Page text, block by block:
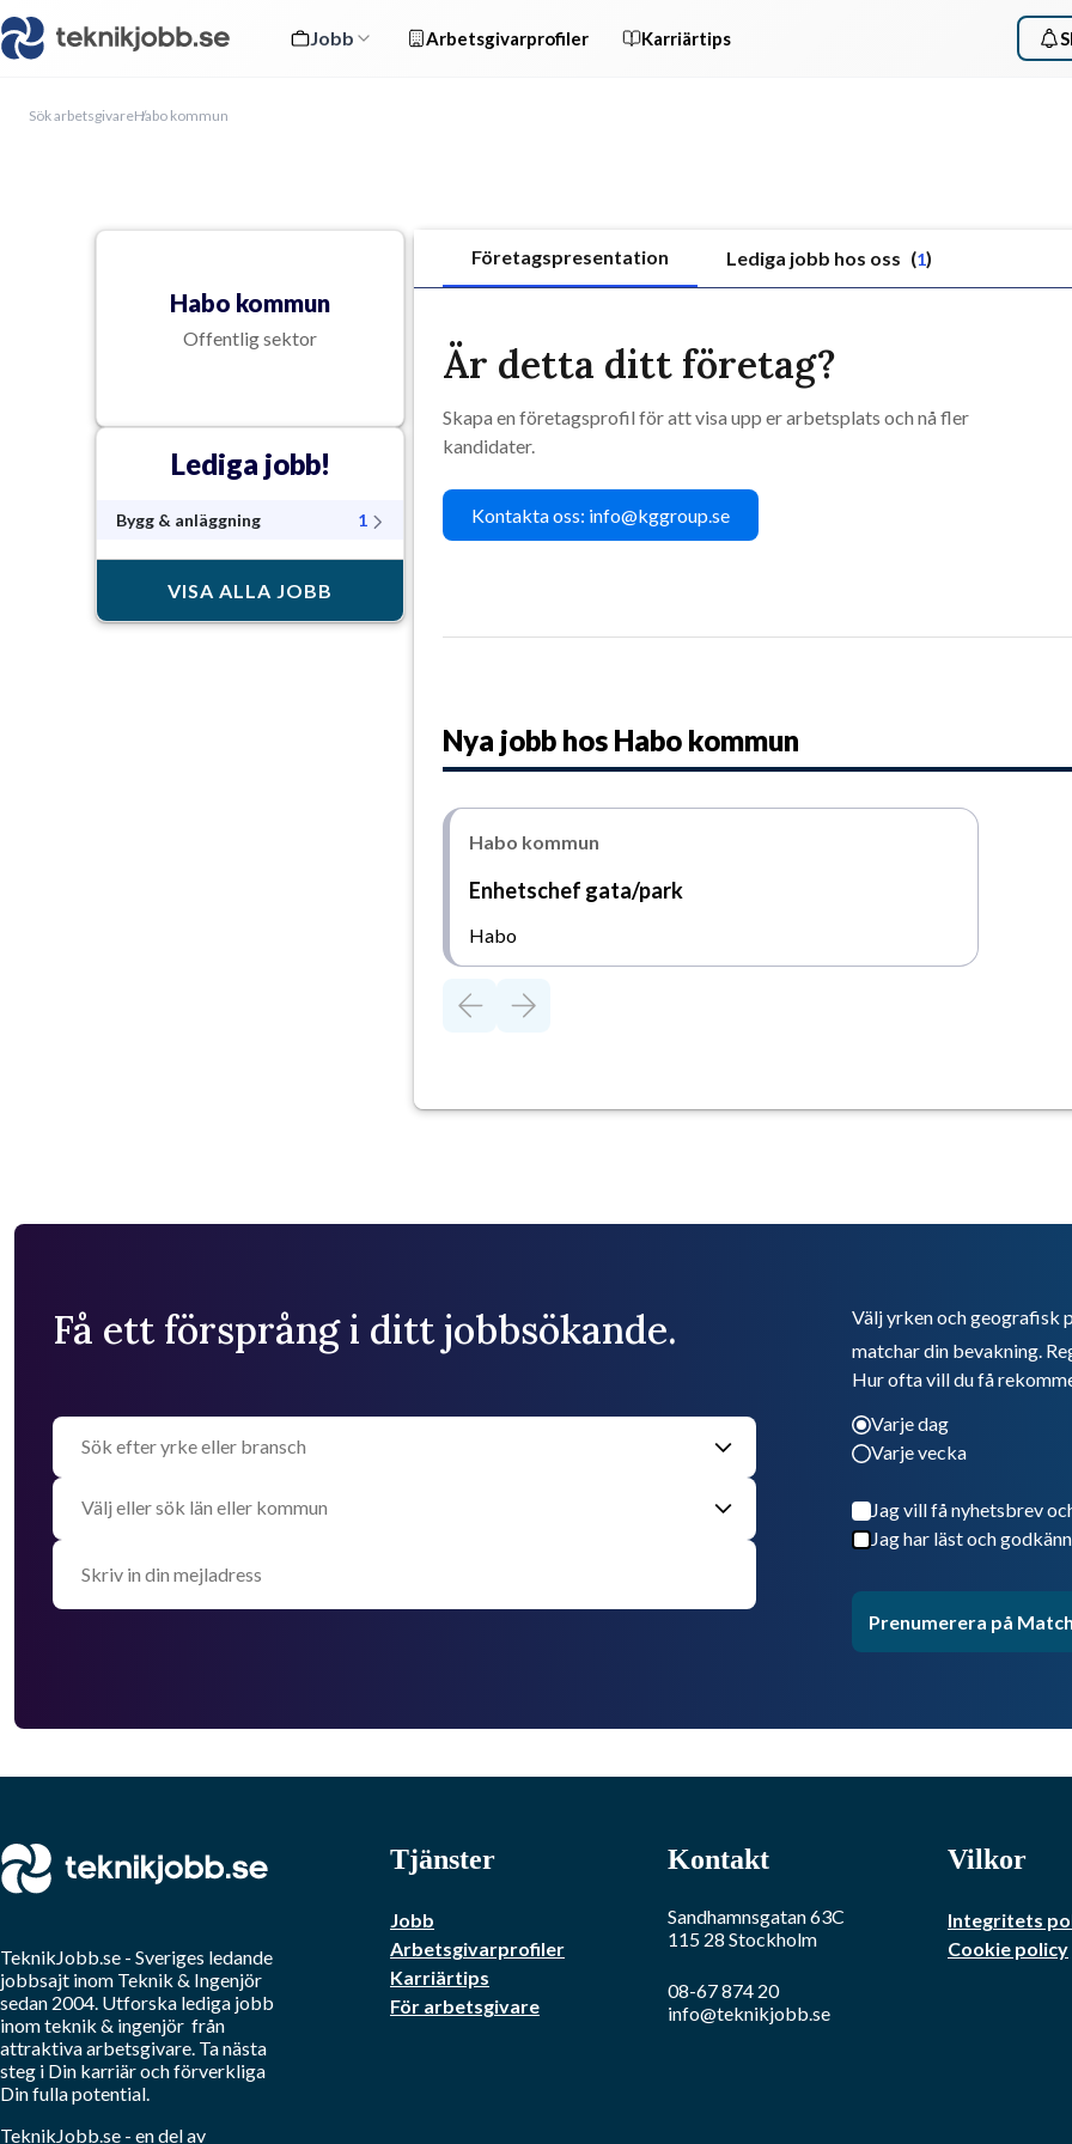
Jobb Arbetsgivarprofiler Karriärtips
Sök arbetsgivareHabo kommun
Habo kommun
Offentlig sektor
Lediga jobb!
Bygg & anläggning 1
VISA ALLA JOBB
Företagspresentation Lediga jobb hos oss (1)
Är detta ditt företag?
Skapa en företagsprofil för att visa upp er arbetsplats och nå fler
kandidater.
Kontakta oss: info@kggroup.se
Nya jobb hos Habo kommun
Habo kommun
Enhetschef gata/park
Habo
Få ett försprång i ditt jobbsökande.
Välj yrken och geografisk
matchar din bevakning.
Hur ofta vill du få
Varje dag
Varje vecka
Jag vill få nyhetsbrev
Jag har läst och
Prenumerera på
TeknikJobb.se - Sveriges ledande
jobbsajt inom Teknik & Ingenjör
sedan 2004. Utforska lediga jobb
inomteknik & ingenjör från
attraktiva arbetsgivare. Ta nästa
steg i Din karriär och förverkliga
Din fulla potential.
TeknikJobb.se - en del av
Tjänster
Jobb
Arbetsgivarprofiler
Karriärtips
För arbetsgivare
Kontakt
Sandhamnsgatan 63C
115 28 Stockholm
08-67 874 20
info@teknikjobb.se
Vilkor
Integritets
Cookie policy